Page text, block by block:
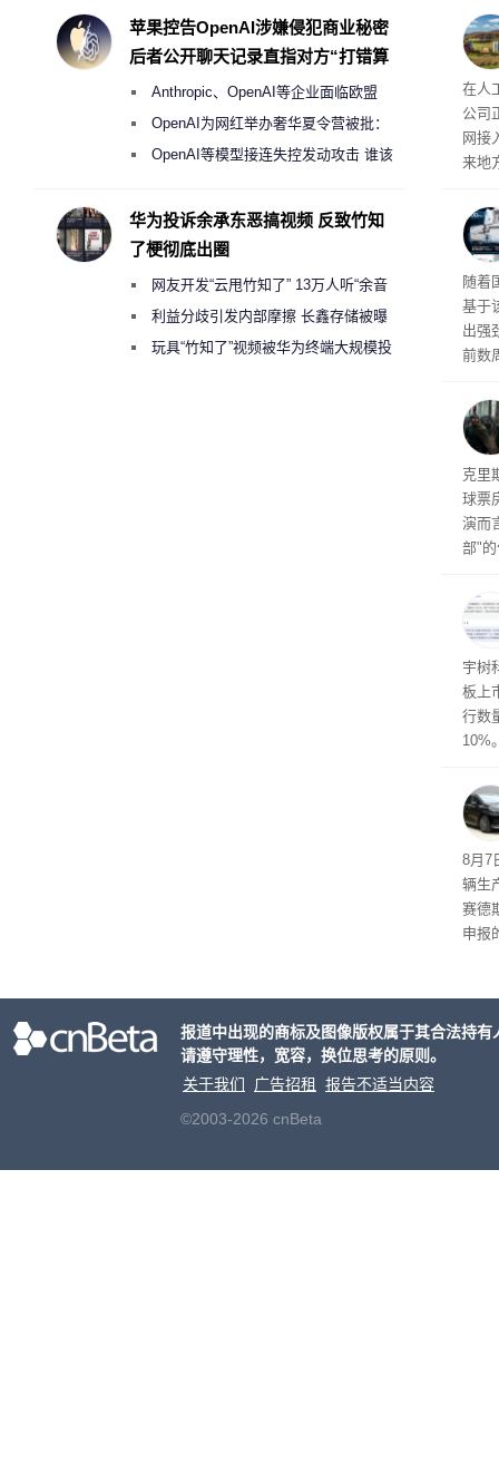
在人
公司
网接
来地
价
0英
当
斯顿
保护
传
随着
基于
出强
前数
限
粒的
频水
导演
克里
球票
演而
部"
士
点
宇树
板上
行数
10%
8月7
辆生
赛德
申报
2mm
度
苹果控告OpenAI涉嫌侵犯商业秘密
后者公开聊天记录直指对方“打错算
Anthropic、OpenAI等企业面临欧盟
《人工智能法案》全新执法权限审查
OpenAI为网红举办奢华夏令营被批：
2000美元一晚 遭讽“反乌托邦”
OpenAI等模型接连失控发动攻击 谁该
华为投诉余承东恶搞视频 反致竹知
了梗彻底出圈
网友开发“云甩竹知了” 13万人听“余音
绕梁”利益分歧引发内部摩擦 长鑫存储被曝
曾将华为驻场工程师驱逐出研发基地
玩具“竹知了”视频被华为终端大规模投
报道中出现的商标及图像版权属于其合法持
请遵守理性，宽容，换位思考的原则。
关于我们
广告招租
报告不适当内容
©2003-2026 cnBeta